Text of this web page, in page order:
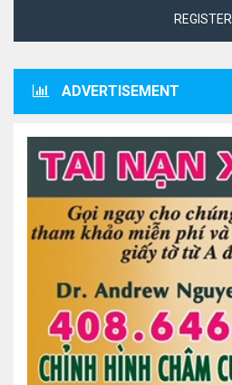
REGISTER
ADVERTISEMENT